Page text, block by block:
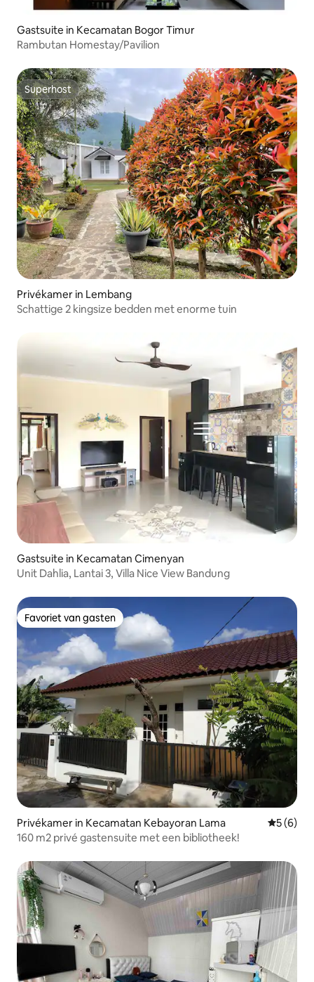
Gastsuite in Kecamatan Bogor Timur
Rambutan Homestay/Pavilion
Superhost
Superhost
Privékamer in Lembang
Schattige 2 kingsize bedden met enorme tuin
Gastsuite in Kecamatan Cimenyan
Unit Dahlia, Lantai 3, Villa Nice View Bandung
Favoriet van gasten
Favoriet van gasten
Privékamer in Kecamatan Kebayoran Lama
5 (6)
160 m2 privé gastensuite met een bibliotheek!